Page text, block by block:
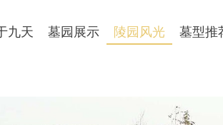
九天 墓园展示 陵园风光 墓型推